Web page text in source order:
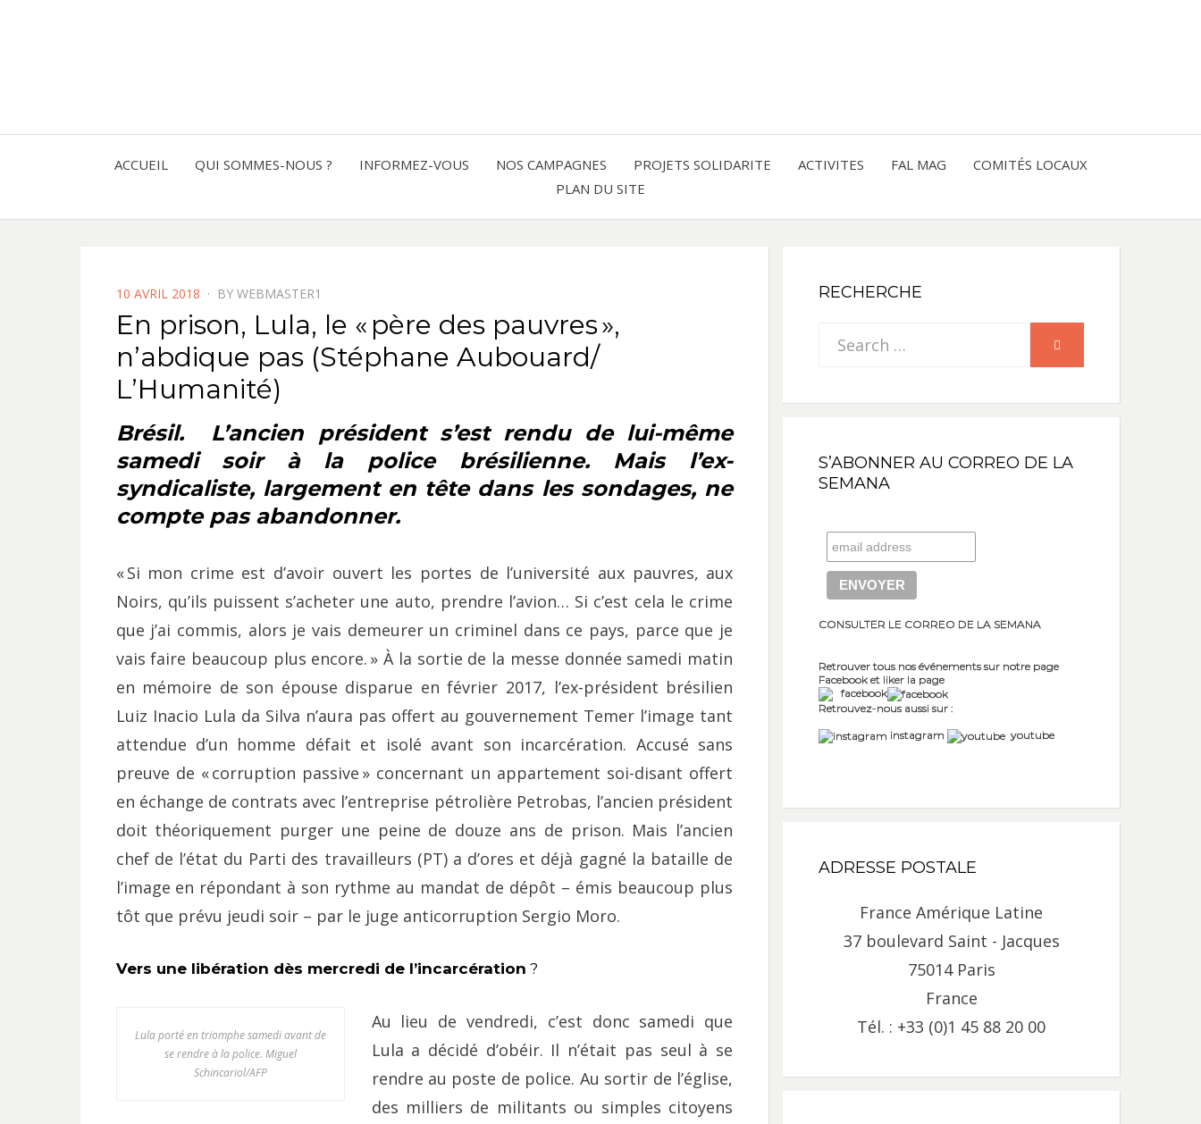
AMERIQUE
LATINE
ACCUEIL QUI SOMMES-NOUS ? INFORMEZ-VOUS NOS CAMPAGNES PROJETS SOLIDARITE ACTIVITES FAL MAG
COMITÉS LOCAUX
PLAN DU SITE
POSTED
ON
10 AVRIL 2018 BY WEBMASTER1
En prison, Lula, le « père des pauvres »,
n’abdique pas (Stéphane Aubouard/
L’Humanité)
Brésil. L’ancien président s’est rendu de lui-même
samedi soir à la police brésilienne. Mais l’ex-
syndicaliste, largement en tête dans les sondages, ne
compte pas abandonner.
« Si mon crime est d’avoir ouvert les portes de l’université aux pauvres, aux
Noirs, qu’ils puissent s’acheter une auto, prendre l’avion… Si c’est cela le crime
que j’ai commis, alors je vais demeurer un criminel dans ce pays, parce que je
vais faire beaucoup plus encore. » À la sortie de la messe donnée samedi matin
en mémoire de son épouse disparue en février 2017, l’ex-président brésilien
Luiz Inacio Lula da Silva n’aura pas offert au gouvernement Temer l’image tant
attendue d’un homme défait et isolé avant son incarcération. Accusé sans
preuve de « corruption passive » concernant un appartement soi-disant offert
en échange de contrats avec l’entreprise pétrolière Petrobas, l’ancien président
doit théoriquement purger une peine de douze ans de prison. Mais l’ancien
chef de l’état du Parti des travailleurs (PT) a d’ores et déjà gagné la bataille de
l’image en répondant à son rythme au mandat de dépôt – émis beaucoup plus
tôt que prévu jeudi soir – par le juge anticorruption Sergio Moro.
Vers une libération dès mercredi de l’incarcération ?
Lula porté en triomphe samedi avant de
se rendre à la police. Miguel
Schincariol/AFP
Au lieu de vendredi, c’est donc samedi que
Lula a décidé d’obéir. Il n’était pas seul à se
rendre au poste de police. Au sortir de l’église,
des milliers de militants ou simples citoyens
RECHERCHE
Search
S’ABONNER AU CORREO DE LA
SEMANA
CONSULTER LE CORREO DE LA SEMANA
Retrouver tous nos événements sur notre page
Facebook et liker la page
facebook
Retrouvez-nous aussi sur :
instagram
youtube
ADRESSE POSTALE
France Amérique Latine
37 boulevard Saint - Jacques
75014 Paris
France
Tél. : +33 (0)1 45 88 20 00